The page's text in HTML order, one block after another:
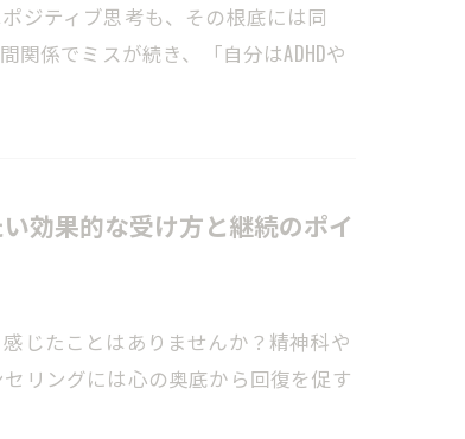
ジティブ思考も、その根底には同
係でミスが続き、「自分はADHDや
効果的な受け方と継続のポイ
じたことはありませんか？精神科や
リングには心の奥底から回復を促す